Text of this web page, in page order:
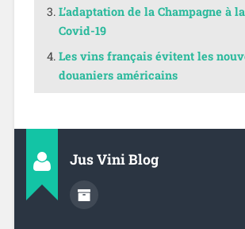
L’adaptation de la Champagne à
Covid-19
Les vins français évitent les
douaniers américains
Jus Vini Blog